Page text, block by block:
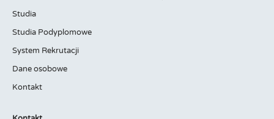
Studia
Studia Podyplomowe
System Rekrutacji
Dane osobowe
Kontakt